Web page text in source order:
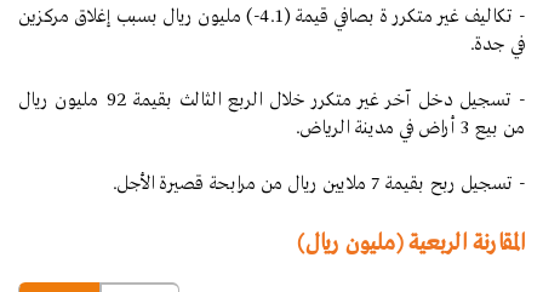
- تكاليف غير متكرر ة بصافي قيمة (4.1-) مليون ريال بسبب إغلاق مركزين
في جدة.
- تسجيل دخل آخر غير متكرر خلال الربع الثالث بقيمة 92 مليون ريال
من بيع 3 أراض في مدينة الرياض.
- تسجيل ربح بقيمة 7 ملايين ريال من مرابحة قصيرة الأجل.
المقارنة الربعية (مليون ريال)